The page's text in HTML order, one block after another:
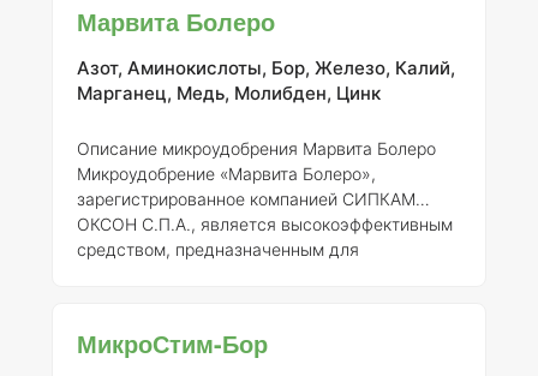
элементов. Применение Максифол Динамикс
улучшает качество сельскохозяйственной
продукции, даже при неблагоприятных
включает ряд жизненно важных аминокислот,
таких как
Марвита Болеро
Азот, Аминокислоты, Бор, Железо, Калий,
Марганец, Медь, Молибден, Цинк
Описание микроудобрения Марвита Болеро
Микроудобрение «Марвита Болеро»,
зарегистрированное компанией СИПКАМ
ОКСОН С.П.А., является высокоэффективным
средством, предназначенным для
урожайности, так и качества
МикроСтим-Бор